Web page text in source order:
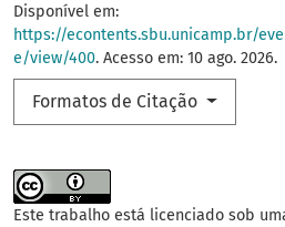
Disponível em:
https://econtents.sbu.unicamp.br/
e/view/400. Acesso em: 10 ago. 2026.
Formatos de Citação
Este trabalho está licenciado sob